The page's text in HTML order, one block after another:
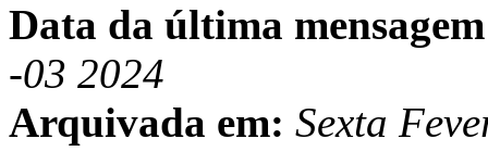
Data da última
-03 2024
Arquivada em: Sexta